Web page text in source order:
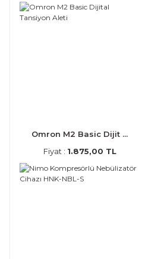
Omron M2 Basic Dijit ...
Fiyat : 1.875,00 TL